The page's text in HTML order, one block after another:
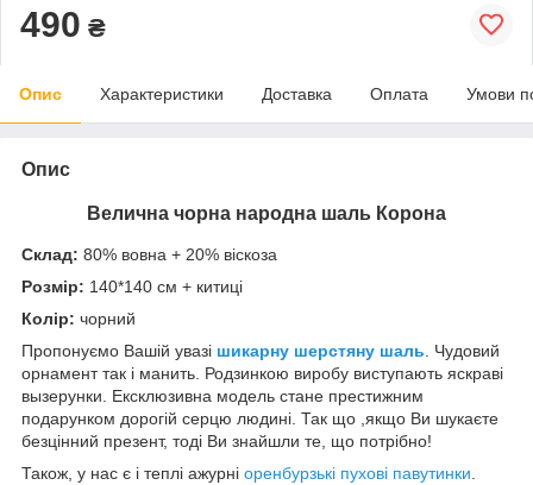
490 ₴
Опис Характеристики Доставка Оплата Умови
Опис
Велична чорна народна шаль Корона
Склад: 80% вовна + 20% віскоза
Розмір: 140*140 см + китиці
Колір: чорний
Пропонуємо Вашій увазі шикарну шерстяну шаль. Чудовий
орнамент так і манить. Родзинкою виробу виступають яскраві
вызерунки. Ексклюзивна модель стане престижним
подарунком дорогій серцю людині. Так що ,якщо Ви шукаєте
безцінний презент, тоді Ви знайшли те, що потрібно!
Також, у нас є і теплі ажурні оренбурзькі пухові павутинки.